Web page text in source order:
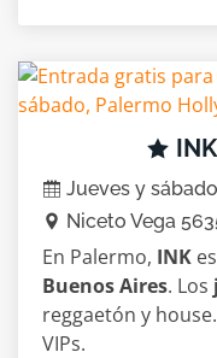
Jueves y
Niceto Vega
En Palermo, INK
Buenos Aires. Los
reggaetón y
VIPs.